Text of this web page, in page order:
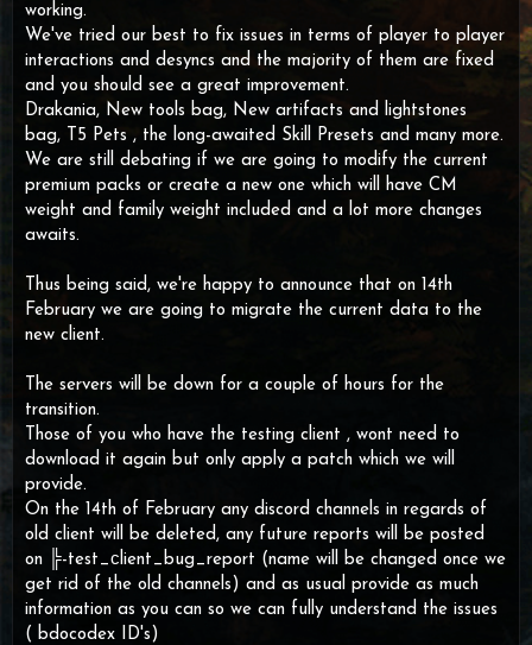
working.
We've tried our best to fix issues in terms of player to player
interactions and desyncs and the majority of them are fixed
and you should see a great improvement.
Drakania, New tools bag, New artifacts and lightstones
bag, T5 Pets , the long-awaited Skill Presets and many more.
We are still debating if we are going to modify the current
premium packs or create a new one which will have CM
weight and family weight included and a lot more changes
awaits.
Thus being said, we're happy to announce that on 14th
February we are going to migrate the current data to the
new client.
The servers will be down for a couple of hours for the
transition.
Those of you who have the testing client , wont need to
download it again but only apply a patch which we will
provide.
On the 14th of February any discord channels in regards of
old client will be deleted, any future reports will be posted
on ╠-test_сlient_bug_report (name will be changed once we
get rid of the old channels) and as usual provide as much
information as you can so we can fully understand the issues
( bdocodex ID's)